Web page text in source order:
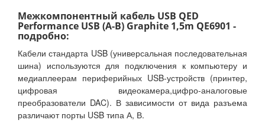
Межкомпонентный кабель USB QED
Performance USB (A-B) Graphite 1,5m QE6901 -
подробно:
Кабели стандарта USB (универсальная последовательная
шина) используются для подключения к компьютеру и
медиаплеерам периферийных USB-устройств (принтер,
цифровая видеокамера,цифро-аналоговые
преобразователи DAC). В зависимости от вида разъема
различают порты USB типа А, В.